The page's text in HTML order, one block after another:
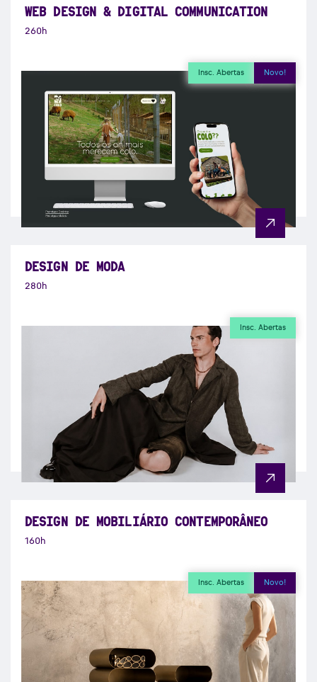
WEB DESIGN & DIGITAL COMMUNICATION
260h
Insc. Abertas Novo!
DESIGN DE MODA
280h
Insc. Abertas
DESIGN DE MOBILIÁRIO CONTEMPORÂNEO
160h
Insc. Abertas Novo!